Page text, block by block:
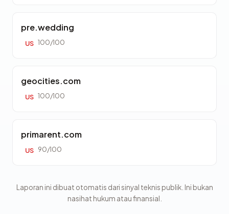
pre.wedding
US 100/100
geocities.com
US 100/100
primarent.com
US 90/100
Laporan ini dibuat otomatis dari sinyal teknis publik. Ini bukan
nasihat hukum atau finansial.